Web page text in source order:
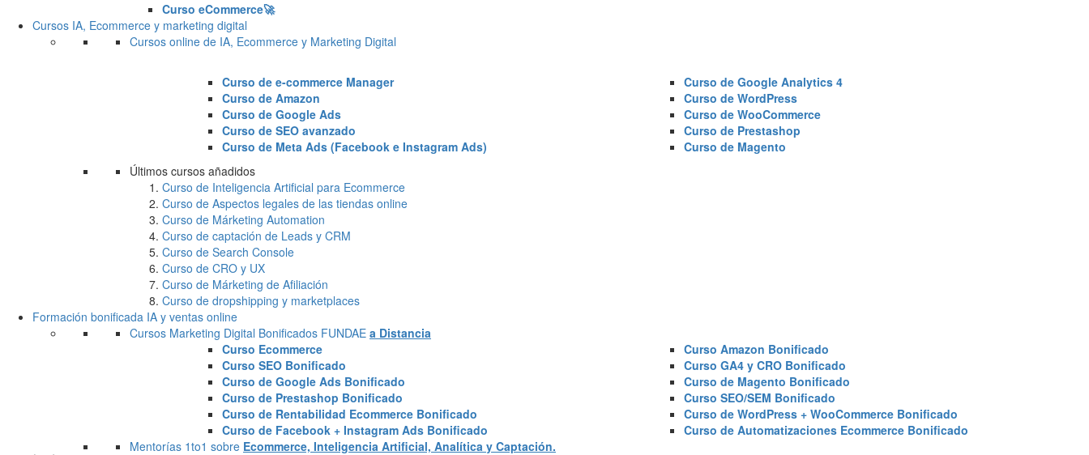
Curso eCommerce🚀
Cursos IA, Ecommerce y marketing digital
Cursos online de IA, Ecommerce y Marketing Digital
Curso de e-commerce Manager
Curso de Amazon
Curso de Google Ads
Curso de SEO avanzado
Curso de Meta Ads (Facebook e Instagram Ads)
Curso de Google Analytics 4
Curso de WordPress
Curso de WooCommerce
Curso de Prestashop
Curso de Magento
Últimos cursos añadidos
Curso de Inteligencia Artificial para Ecommerce
Curso de Aspectos legales de las tiendas online
Curso de Márketing Automation
Curso de captación de Leads y CRM
Curso de Search Console
Curso de CRO y UX
Curso de Márketing de Afiliación
Curso de dropshipping y marketplaces
Formación bonificada IA y ventas online
Cursos Marketing Digital Bonificados FUNDAE a Distancia
Curso Ecommerce
Curso SEO Bonificado
Curso de Google Ads Bonificado
Curso de Prestashop Bonificado
Curso de Rentabilidad Ecommerce Bonificado
Curso de Facebook + Instagram Ads Bonificado
Curso Amazon Bonificado
Curso GA4 y CRO Bonificado
Curso de Magento Bonificado
Curso SEO/SEM Bonificado
Curso de WordPress + WooCommerce Bonificado
Curso de Automatizaciones Ecommerce Bonificado
Mentorías 1to1 sobre Ecommerce, Inteligencia Artificial, Analítica y Captación.